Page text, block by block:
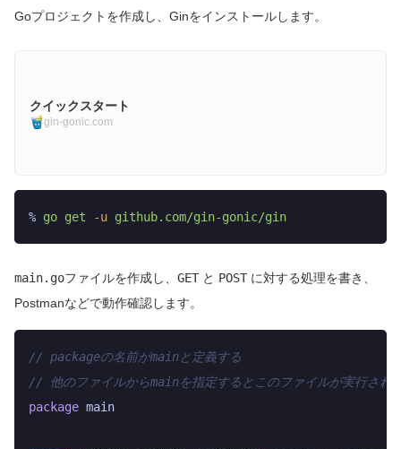
Goプロジェクトを作成し、Ginをインストールします。
クイックスタート
gin-gonic.com
% go get -u github.com/gin-gonic/gin
main.goファイルを作成し、 GET と POST に対する処理を書き、
Postmanなどで動作確認します。
// packageの名前がmainと定義する
// 他のファイルからmainを指定するとこのファイルが実行され
package main